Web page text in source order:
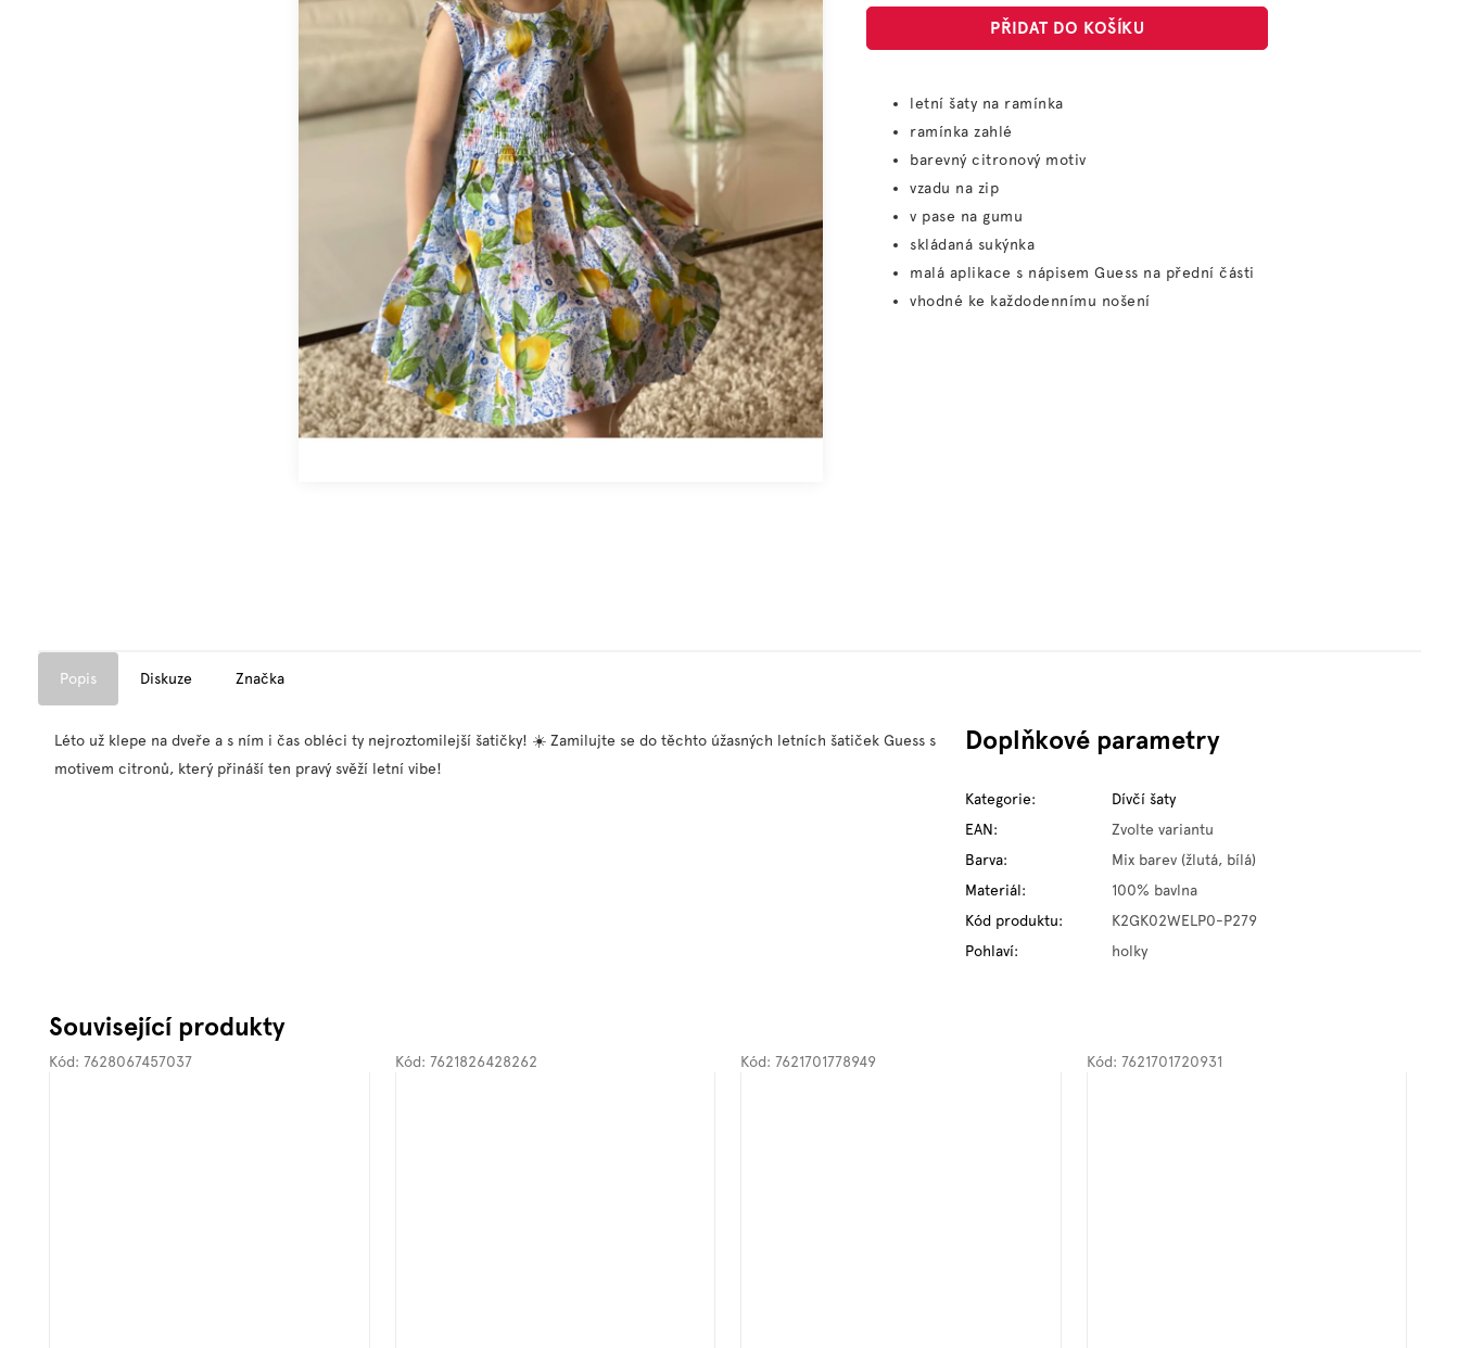
PŘIDAT DO KOŠÍKU
letní šaty na ramínka
ramínka zahlé
barevný citronový motiv
vzadu na zip
v pase na gumu
skládaná sukýnka
malá aplikace s nápisem Guess na přední části
vhodné ke každodennímu nošení
Popis Diskuze Značka
Léto už klepe na dveře a s ním i čas obléci ty nejroztomilejší šatičky! ☀️ Zamilujte se do těchto úžasných letních šatiček Guess s
motivem citronů, který přináší ten pravý svěží letní vibe!
Doplňkové parametry
Kategorie:
Dívčí šaty
EAN:
Zvolte variantu
Barva:
Mix barev (žlutá, bílá)
Materiál:
100% bavlna
Kód produktu:
K2GK02WELP0-P279
Pohlaví: holky
Související produkty
Kód: 7628067457037 Kód: 7621826428262 Kód: 7621701778949 Kód: 7621701720931